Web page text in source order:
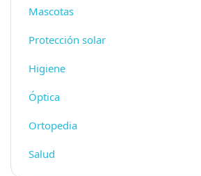
Mascotas
Protección solar
Higiene
Óptica
Ortopedia
Salud